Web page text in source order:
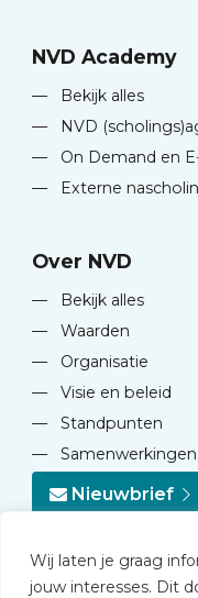
Wij laten je graag
jouw interesses. Dit
NVD Academy
—
Bekijk alles
—
NVD
—
On Demand en
—
Externe
Over NVD
—
Bekijk alles
—
Waarden
—
Organisatie
—
Visie en beleid
—
Standpunten
—
Samenwerkingen
Nieuwbrief